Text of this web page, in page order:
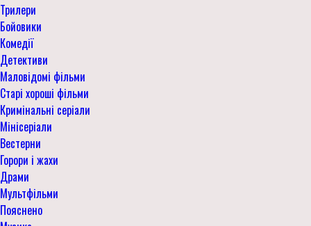
Трилери
Бойовики
Комедії
Детективи
Маловідомі фільми
Старі хороші фільми
Кримінальні серіали
Мінісеріали
Вестерни
Горори і жахи
Драми
Мультфільми
Пояснено